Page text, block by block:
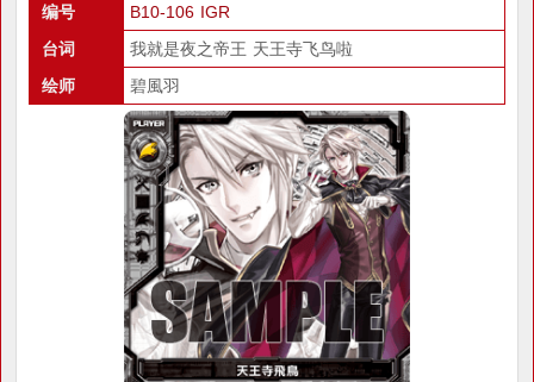
编号
B10-106 IGR
台词
我就是夜之帝王 天王寺飞鸟啦
绘师
碧風羽